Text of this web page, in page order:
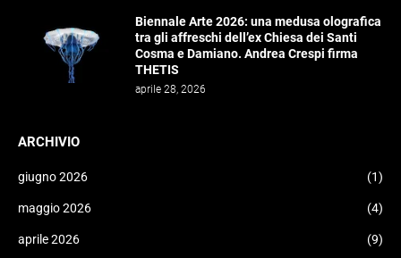
Biennale Arte 2026: una medusa olografica
tra gli affreschi dell’ex Chiesa dei Santi
Cosma e Damiano. Andrea Crespi firma
THETIS
aprile 28, 2026
ARCHIVIO
giugno 2026 (1)
maggio 2026 (4)
aprile 2026 (9)